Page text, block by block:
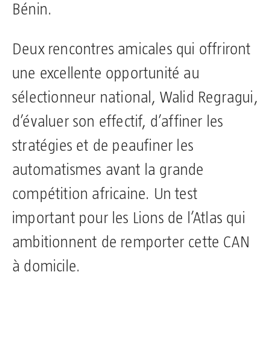
Bénin.
Deux rencontres amicales qui offriront
une excellente opportunité au
sélectionneur national, Walid Regragui,
d’évaluer son effectif, d’affiner les
stratégies et de peaufiner les
automatismes avant la grande
compétition africaine. Un test
important pour les Lions de l’Atlas qui
ambitionnent de remporter cette CAN
à domicile.